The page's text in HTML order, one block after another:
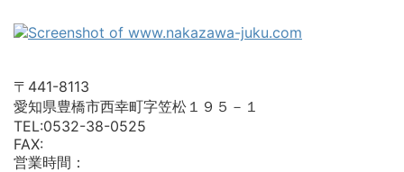
〒441-8113
愛知県豊橋市西幸町字笠松１９５－１
TEL:0532-38-0525
FAX:
営業時間：